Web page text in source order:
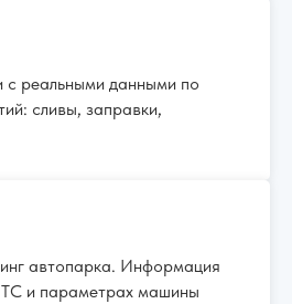
с реальными данными по
сливы, заправки,
автопарка. Информация
и параметрах машины